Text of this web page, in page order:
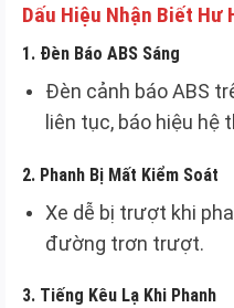
Dấu Hiệu Nhận Biết Hư
1. Đèn Báo ABS Sáng
Đèn cảnh báo ABS
liên tục, báo hiệu hệ
2. Phanh Bị Mất Kiểm Soát
Xe dễ bị trượt khi
đường trơn trượt.
3. Tiếng Kêu Lạ Khi Phanh